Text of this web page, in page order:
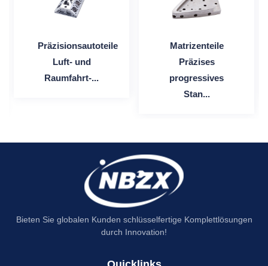
Präzisionsautoteile
Luft- und
Raumfahrt-...
Matrizenteile
Präzises
progressives
Stan...
Bieten Sie globalen Kunden schlüsselfertige Komplettlösungen
durch Innovation!